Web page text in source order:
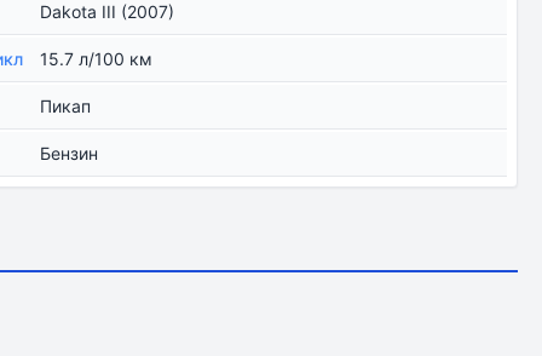
Dakota III (2007)
15.7 л/100 км
Пикап
Бензин